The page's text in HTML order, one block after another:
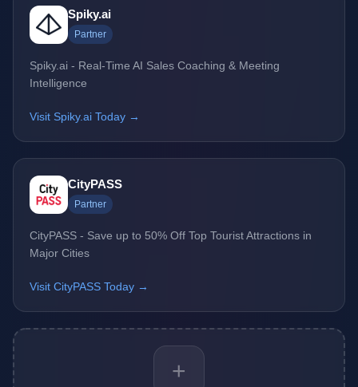
Spiky.ai
Partner
Spiky.ai - Real-Time AI Sales Coaching & Meeting
Intelligence
Visit Spiky.ai Today →
CityPASS
Partner
CityPASS - Save up to 50% Off Top Tourist Attractions in
Major Cities
Visit CityPASS Today →
+